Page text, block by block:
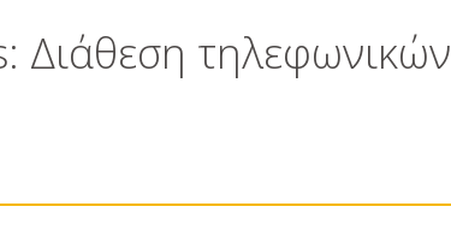
Διάθεση τηλεφωνικών